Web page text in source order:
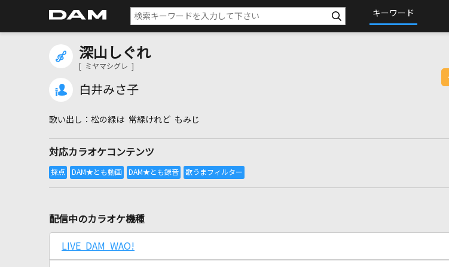
キーワード
深山しぐれ
[ ミヤマシグレ ]
白井みさ子
松の緑は 常緑けれど もみじ
対応カラオケコンテンツ
配信中のカラオケ機種
LIVE DAM WAO!